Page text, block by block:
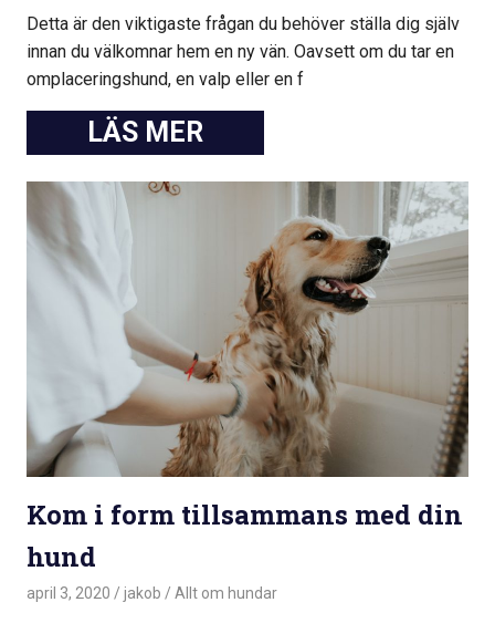
Detta är den viktigaste frågan du behöver ställa dig själv
innan du välkomnar hem en ny vän. Oavsett om du tar en
omplaceringshund, en valp eller en f
Kom i form tillsammans med din
hund
april 3, 2020 jakob Allt om hundar